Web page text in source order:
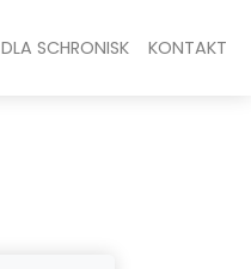
DLA SCHRONISK KONTAKT